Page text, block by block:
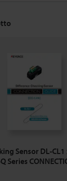
Sensor DL-
Series